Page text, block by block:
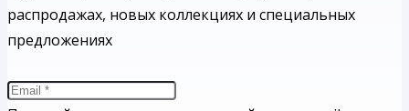
распродажах, новых коллекциях и специальных
предложениях